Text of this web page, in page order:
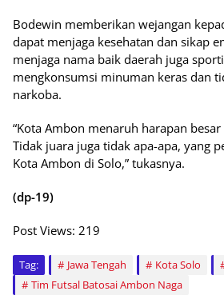
Bodewin memberikan wejangan
dapat menjaga kesehatan dan sikap
menjaga nama baik daerah juga
mengkonsumsi minuman keras dan
narkoba.
“Kota Ambon menaruh harapan
Tidak juara juga tidak apa-apa, yang
Kota Ambon di Solo,” tukasnya.
(dp-19)
Post Views: 219
Tag: Jawa Tengah Kota Solo
Tim Futsal Batosai Ambon Naga